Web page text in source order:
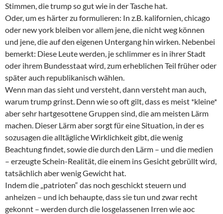
Stimmen, die trump so gut wie in der Tasche hat.
Oder, um es härter zu formulieren: In z.B. kalifornien, chicago
oder new york bleiben vor allem jene, die nicht weg können
und jene, die auf den eigenen Untergang hin wirken. Nebenbei
bemerkt: Diese Leute werden, je schlimmer es in ihrer Stadt
oder ihrem Bundesstaat wird, zum erheblichen Teil früher oder
später auch republikanisch wählen.
Wenn man das sieht und versteht, dann versteht man auch,
warum trump grinst. Denn wie so oft gilt, dass es meist *kleine*
aber sehr hartgesottene Gruppen sind, die am meisten Lärm
machen. Dieser Lärm aber sorgt für eine Situation, in der es
sozusagen die alltägliche Wirklichkeit gibt, die wenig
Beachtung findet, sowie die durch den Lärm – und die medien
– erzeugte Schein-Realität, die einem ins Gesicht gebrüllt wird,
tatsächlich aber wenig Gewicht hat.
Indem die „patrioten“ das noch geschickt steuern und
anheizen – und ich behaupte, dass sie tun und zwar recht
gekonnt – werden durch die losgelassenen Irren wie aoc